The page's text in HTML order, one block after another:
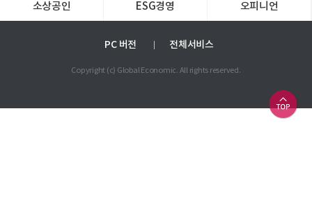
소상공인 ESG경영 오피니언
PC 버전 전체서비스
Copyright (c) Global Economic. All rights reserved.